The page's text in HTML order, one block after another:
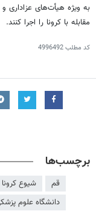
به ویژه هیأت‌های عزاداری
مقابله با کرونا را اجرا کنند.
کد مطلب4996492
برچسب‌ها
قم شیوع کرونا
دانشگاه علوم